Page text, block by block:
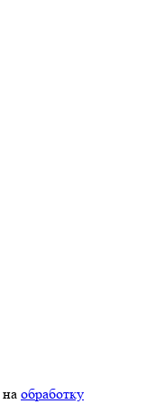
обработку